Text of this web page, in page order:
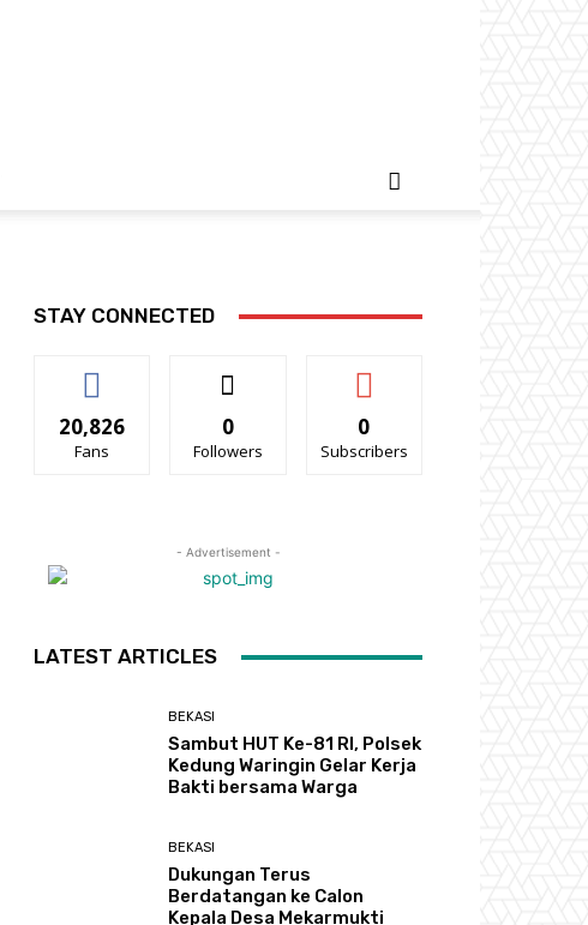
STAY CONNECTED
20,826
Fans
0
Followers
0
Subscribers
- Advertisement -
LATEST ARTICLES
BEKASI
Sambut HUT Ke-81 RI, Polsek
Kedung Waringin Gelar Kerja
Bakti bersama Warga
BEKASI
Dukungan Terus
Berdatangan ke Calon
Kepala Desa Mekarmukti